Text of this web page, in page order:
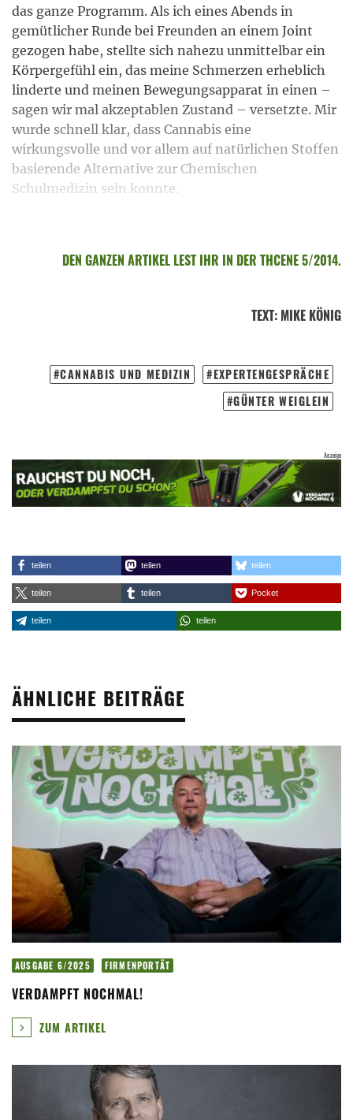
das ganze Programm. Als ich eines Abends in
gemütlicher Runde bei Freunden an einem Joint
gezogen habe, stellte sich nahezu unmittelbar ein
Körpergefühl ein, das meine Schmerzen erheblich
linderte und meinen Bewegungsapparat in einen –
sagen wir mal akzeptablen Zustand – versetzte. Mir
wurde schnell klar, dass Cannabis eine
wirkungsvolle und vor allem auf natürlichen Stoffen
basierende Alternative zur Chemischen
Schulmedizin sein konnte.
DEN GANZEN ARTIKEL LEST IHR IN DER THCENE 5/2014.
TEXT: MIKE KÖNIG
CANNABIS UND MEDIZIN
EXPERTENGESPRÄCHE
GÜNTER WEIGLEIN
teilen teilen teilen
teilen teilen Pocket
teilen teilen
ÄHNLICHE BEITRÄGE
AUSGABE 6/2025 FIRMENPORTÄT
VERDAMPFT NOCHMAL!
ZUM ARTIKEL